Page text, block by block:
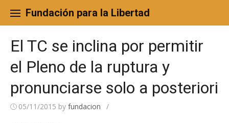
content
Fundación para la Libertad
El TC se inclina por permitir
el Pleno de la ruptura y
pronunciarse solo a posteriori
05/11/2015 by fundacion /